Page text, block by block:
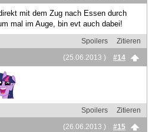
mit dem Zug nach Essen durch
mal im Auge, bin evt auch dabei!
Spoilers
Zitieren
(25.06.2013 )
#14
Spoilers
Zitieren
(26.06.2013 )
#15